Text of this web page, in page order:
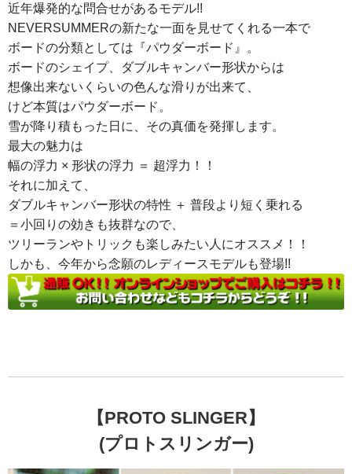
近年爆発的な問合せがあるモデル!!
NEVERSUMMERの新たな一面を見せてくれる一本で
ボードの分類としては『パウダーボード』。
ボードのシェイプ、ダブルキャンバー形状からは
想像出来ないくらいの色んな滑りが出来て、
けど本質はパウダーボード。
雪が降り積もった日に、その真価を発揮します。
最大の魅力は
幅の浮力 × 形状の浮力 ＝ 超浮力！！
それに加えて、
ダブルキャンバー形状の特性 ＋ 普段より短く乗れる
＝小回りの効きも抜群なので、
ツリーランやトリックも楽しみたい人にオススメ！！
しかも、今年から念願のレディースモデルも登場!!
【PROTO SLINGER】
(プロトスリンガー)